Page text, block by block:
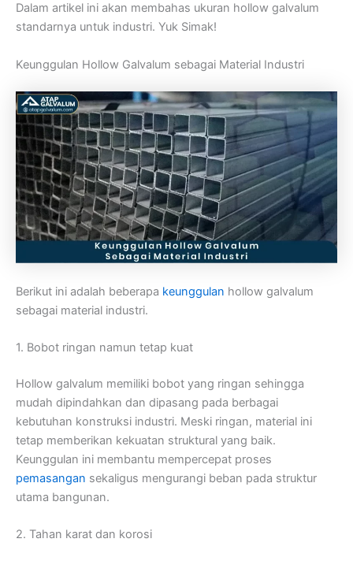
Dalam artikel ini akan membahas ukuran hollow galvalum
standarnya untuk industri. Yuk Simak!
Keunggulan Hollow Galvalum sebagai Material Industri
Berikut ini adalah beberapa keunggulan hollow galvalum
sebagai material industri.
1. Bobot ringan namun tetap kuat
Hollow galvalum memiliki bobot yang ringan sehingga
mudah dipindahkan dan dipasang pada berbagai
kebutuhan konstruksi industri. Meski ringan, material ini
tetap memberikan kekuatan struktural yang baik.
Keunggulan ini membantu mempercepat proses
pemasangan sekaligus mengurangi beban pada struktur
utama bangunan.
2. Tahan karat dan korosi